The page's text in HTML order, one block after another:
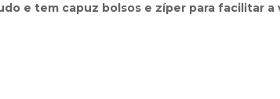
e tem capuz bolsos e zíper para facilitar a